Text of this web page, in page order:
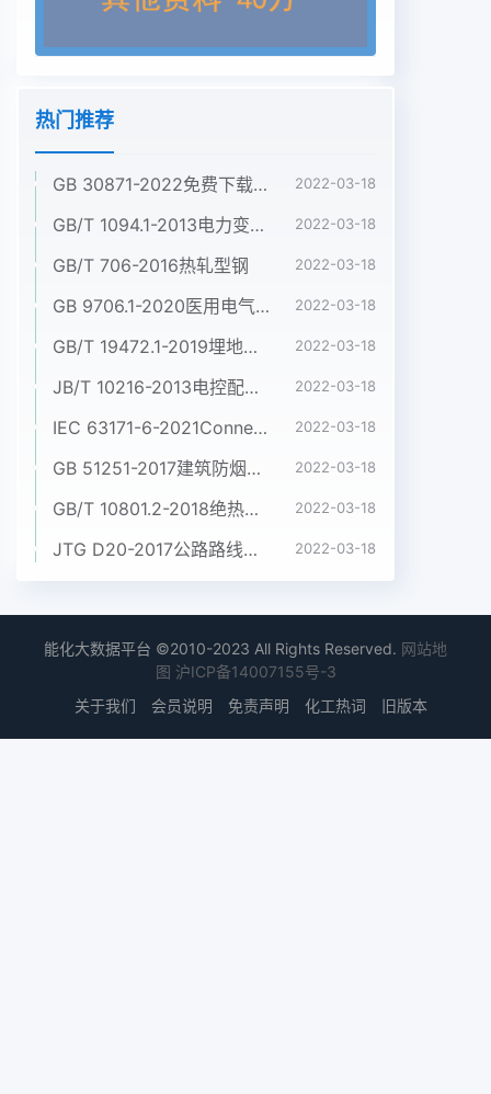
热门推荐
GB 30871-2022免费下载危险化学品企业特殊作业安全规范 2022-03-18
GB/T 1094.1-2013电力变压器 第1部分:总则 2022-03-18
GB/T 706-2016热轧型钢 2022-03-18
GB 9706.1-2020医用电气设备 第1部分:基本安全和基本性能的通用要求 2022-03-18
GB/T 19472.1-2019埋地用聚乙烯(PE)结构壁管道系统 第1部分:聚乙烯双壁波纹管材 2022-03-18
JB/T 10216-2013电控配电用电缆桥架 2022-03-18
IEC 63171-6-2021Connectors for electrical and electronic equipment - Part 6: Detail specification for 2-way and 4-way (data/power), shielded, free and fixed connectors for power and data transmission with frequencies up to 600 MHz 2022-03-18
GB 51251-2017建筑防烟排烟系统技术标准 2022-03-18
GB/T 10801.2-2018绝热用挤塑聚苯乙烯泡沫塑料(XPS) 2022-03-18
JTG D20-2017公路路线设计规范 2022-03-18
能化大数据平台 ©2010-2023 All Rights Reserved. 网站地
图 沪ICP备14007155号-3
关于我们
会员说明 免责声明 化工热词 旧版本